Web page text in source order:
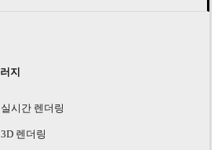
지
실시간 렌더링
3D 렌더링